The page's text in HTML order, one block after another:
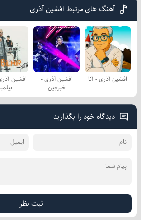
آهنگ های مرتبط افشین آذری
افشین آذری - آنا
افشین آذری -
خبرچین
افشین
دیدگاه خود را بگذارید
ثبت نظر